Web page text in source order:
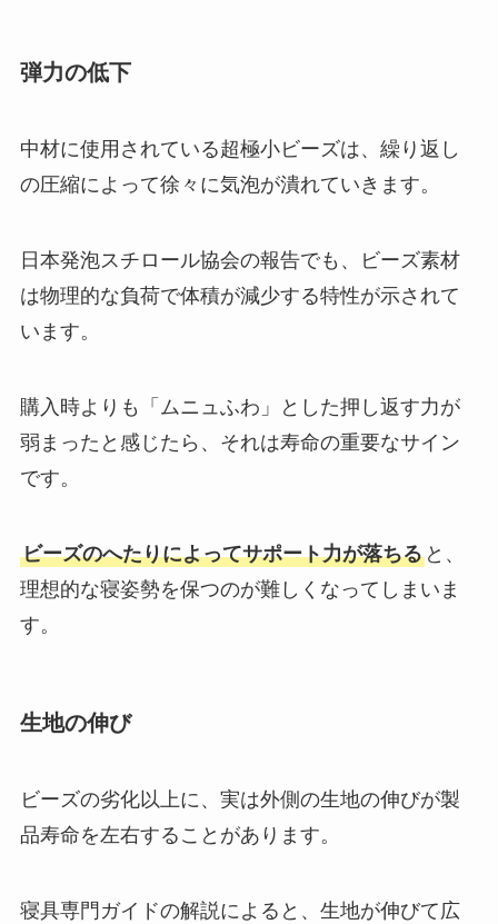
弾力の低下
中材に使用されている超極小ビーズは、繰り返し
の圧縮によって徐々に気泡が潰れていきます。
日本発泡スチロール協会の報告でも、ビーズ素材
は物理的な負荷で体積が減少する特性が示されて
います。
購入時よりも「ムニュふわ」とした押し返す力が
弱まったと感じたら、それは寿命の重要なサイン
です。
ビーズのへたりによってサポート力が落ちると、
理想的な寝姿勢を保つのが難しくなってしまいま
す。
生地の伸び
ビーズの劣化以上に、実は外側の生地の伸びが製
品寿命を左右することがあります。
寝具専門ガイドの解説によると、生地が伸びて広